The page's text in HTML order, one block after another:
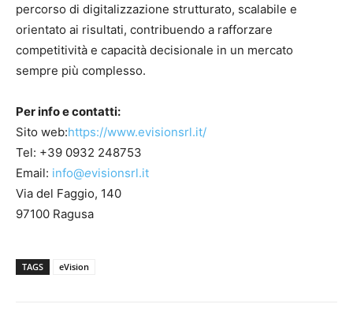
percorso di digitalizzazione strutturato, scalabile e
orientato ai risultati, contribuendo a rafforzare
competitività e capacità decisionale in un mercato
sempre più complesso.
Per info e contatti:
Sito web:https://www.evisionsrl.it/
Tel: +39 0932 248753
Email: info@evisionsrl.it
Via del Faggio, 140
97100 Ragusa
TAGS eVision